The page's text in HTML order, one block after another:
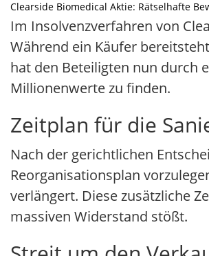
Clearside Biomedical Aktie: Rätselhafte
Im Insolvenzverfahren von
Während ein Käufer
hat den Beteiligten nun durch
Millionenwerte zu finden.
Zeitplan für die
Nach der gerichtlichen
Reorganisationsplan
verlängert. Diese zusätzliche
massiven Widerstand stößt.